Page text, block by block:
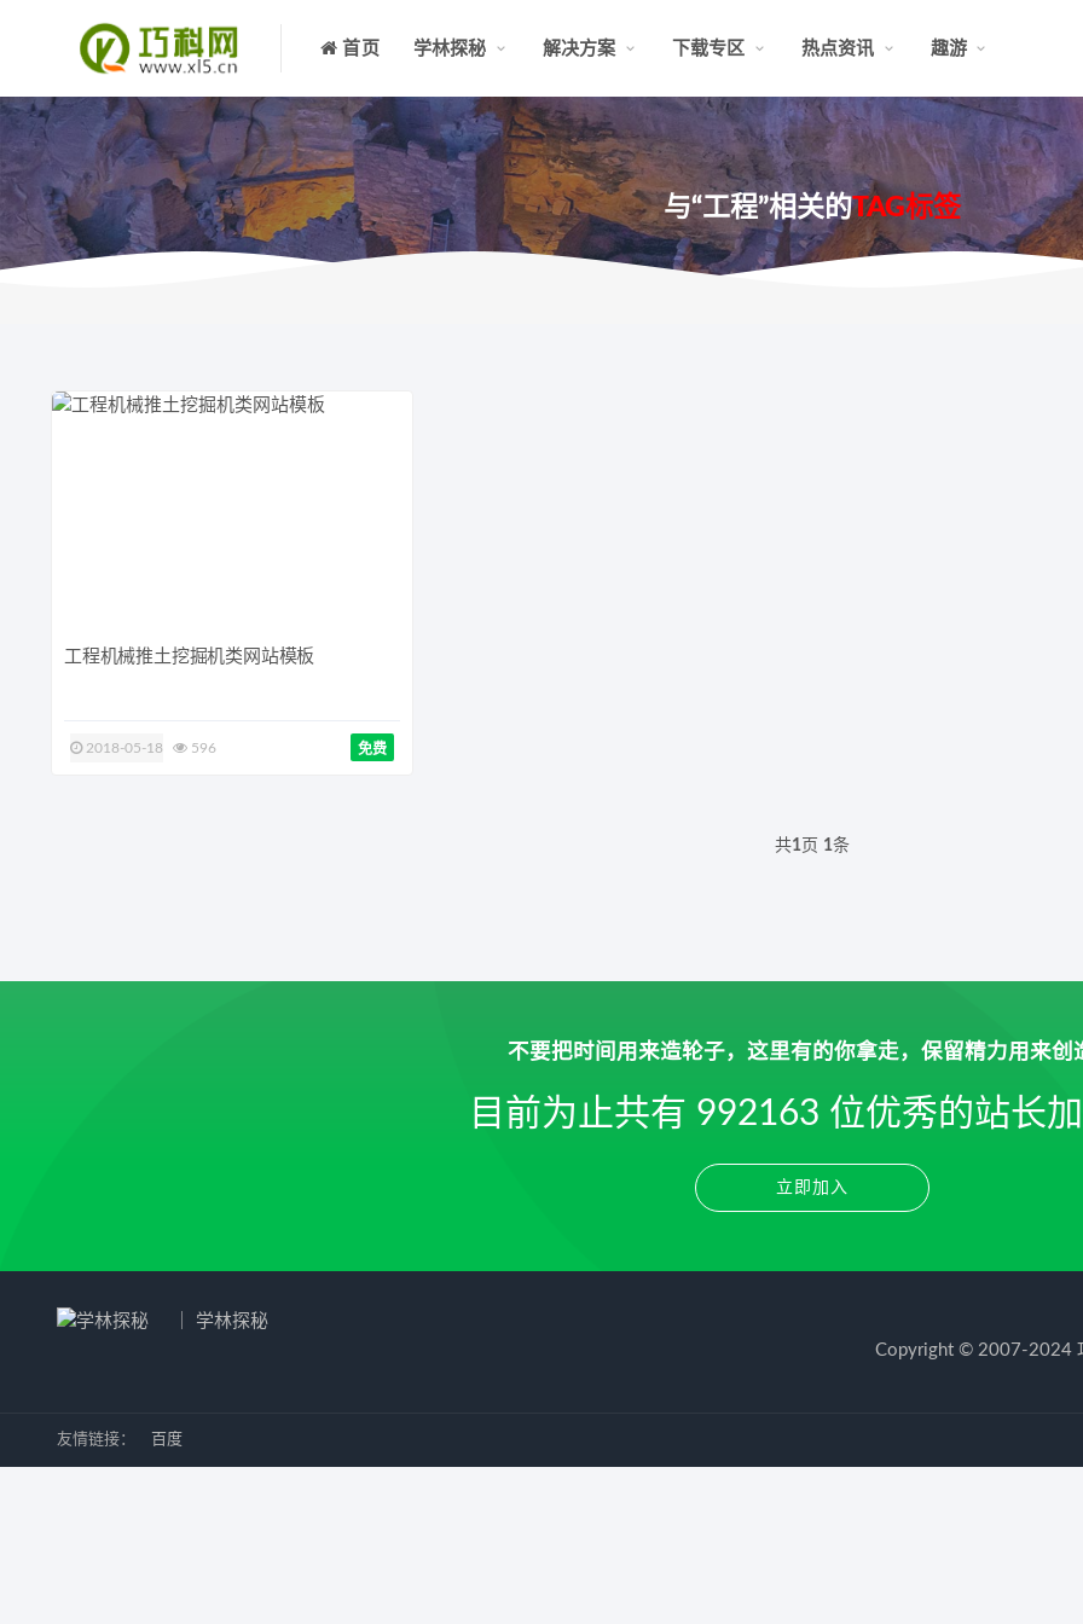
首页 学林探秘 解决方案 下载专区 热点资讯 趣游
与“工程”相关的TAG标签
工程机械推土挖掘机类网站模板
2018-05-18 596 免费
共1 页 1条
不要把时间用来造轮子，这里有的你拿走，保留精力用来创
目前为止共有 992163 位优秀的站长
立即加入
｜ 学林探秘
Copyright © 2007-2024
友情链接： 百度